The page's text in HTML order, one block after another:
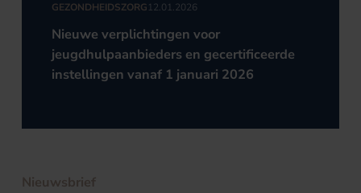
GEZONDHEIDSZORG12.01.2026
Nieuwe verplichtingen voor
jeugdhulpaanbieders en gecertificeerde
instellingen vanaf 1 januari 2026
Nieuwsbrief